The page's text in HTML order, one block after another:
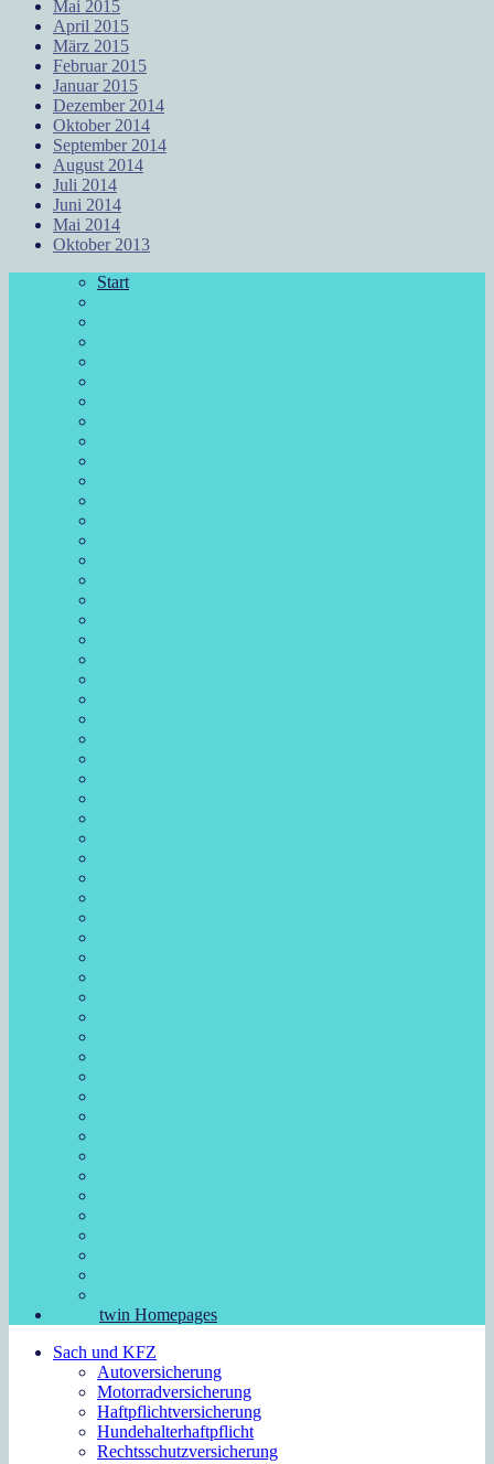
Mai 2015
April 2015
März 2015
Februar 2015
Januar 2015
Dezember 2014
Oktober 2014
September 2014
August 2014
Juli 2014
Juni 2014
Mai 2014
Oktober 2013
Start
twin Homepages
Sach und KFZ
Autoversicherung
Motorradversicherung
Haftpflichtversicherung
Hundehalterhaftpflicht
Rechtsschutzversicherung